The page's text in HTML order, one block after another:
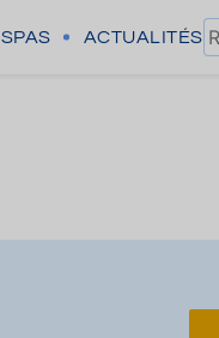
SPAS ACTUALITÉS